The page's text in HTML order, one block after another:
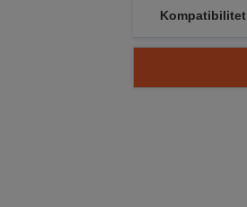
Kompatibilitet